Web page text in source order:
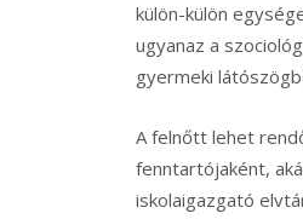
külön-külön
ugyanaz a
gyermeki
A felnőtt lehet
fenntartójaként,
iskolaigazgató